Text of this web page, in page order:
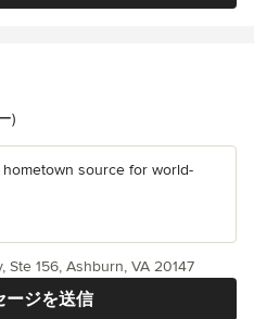
)
source for world-
ージを送信
156, Ashburn, VA 20147